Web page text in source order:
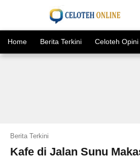
Home Berita Terkini Celoteh Opini
Berita Terkini
Kafe di Jalan Sunu